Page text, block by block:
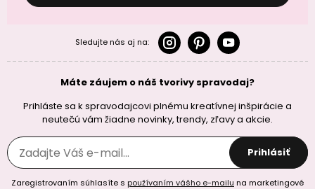
Sledujte nás aj na:
Máte záujem o náš tvorivy spravodaj?
Prihláste sa k spravodajcovi plnému kreatívnej inšpirácie a
neutečú vám žiadne novinky, trendy, zľavy a akcie.
Prihlásiť
Zaregistrovaním súhlasíte s používaním vášho e-mailu na marketingové